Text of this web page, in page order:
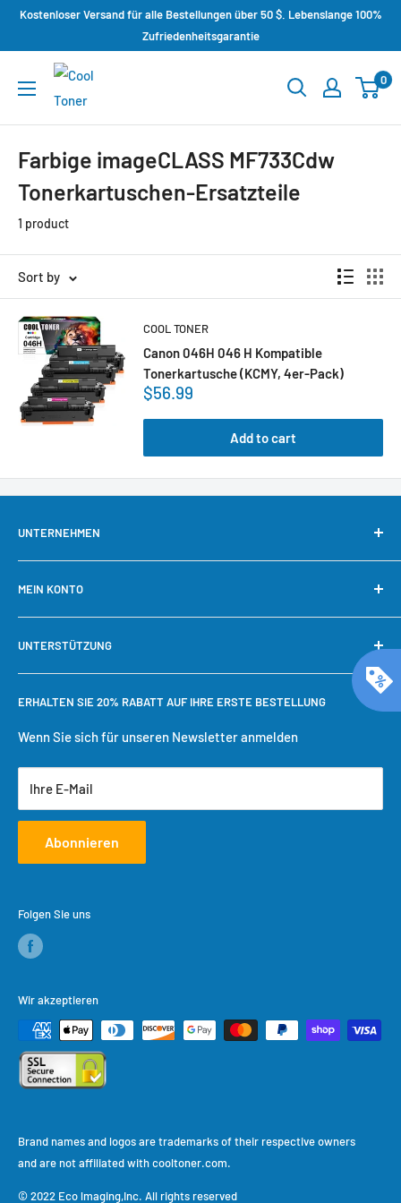
Kostenloser Versand für alle Bestellungen über 50 $. Lebenslange 100%
Zufriedenheitsgarantie
0
Farbige imageCLASS MF733Cdw
Tonerkartuschen-Ersatzteile
1 product
Sort by
COOL TONER
Canon 046H 046 H Kompatible
Tonerkartusche (KCMY, 4er-Pack)
$56.99
Add to cart
UNTERNEHMEN
Über uns
Kontaktieren Sie uns
Unsere Garantie
Warum bei Cool Toner kaufen?
MEIN KONTO
Mein Konto
Schnelle Nachbestellung
Bestellung verfolgen
Einkaufswagen
Benutzerkonto erstellen
UNTERSTÜTZUNG
Benötigen Sie Hilfe?
Versandbedingungen
Rückgaberecht
Servicebedingungen
ERHALTEN SIE 20% RABATT AUF IHRE ERSTE BESTELLUNG
Wenn Sie sich für unseren Newsletter anmelden
Ihre E-Mail
Abonnieren
Brand names and logos are trademarks of their respective owners
and are not affiliated with cooltoner.com.
© 2022 Eco lmaging,Inc. All rights reserved
Folgen Sie uns
Wir akzeptieren